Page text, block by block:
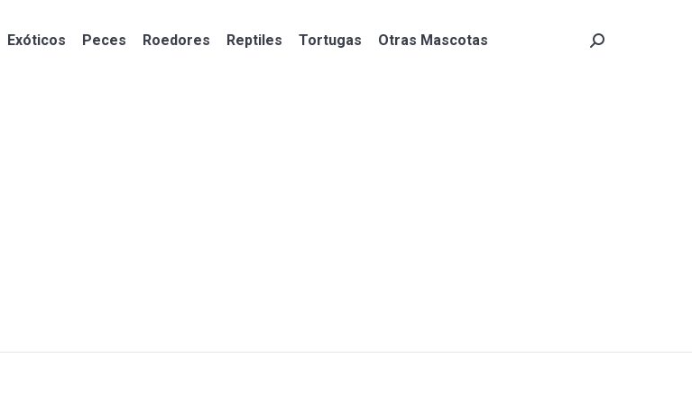
Exóticos Peces Roedores Reptiles Tortugas Otras Mascotas Search:
Exóticos Peces Roedores Reptiles Tortugas Otras Mascotas Search: